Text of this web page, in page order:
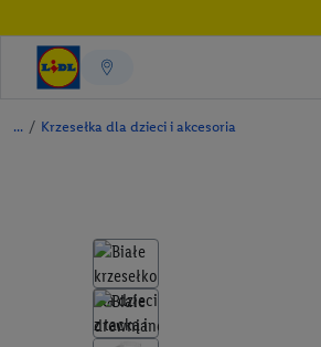
/ Krzesełka dla dzieci i akcesoria